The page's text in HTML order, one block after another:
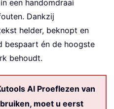
een handomdraai
Dankzij
helder, beknopt en
bespaart én de hoogste
behoudt.
AI Proeflezen van
moet u eerst